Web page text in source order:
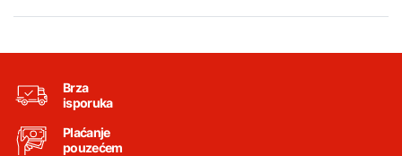
Brza
isporuka
Plaćanje
pouzećem